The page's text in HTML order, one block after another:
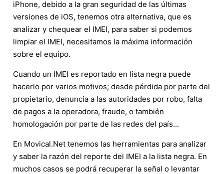
iPhone, debido a la gran seguridad de las últimas
versiones de iOS, tenemos otra alternativa, que es
analizar y chequear el IMEI, para saber si podemos
limpiar el IMEI, necesitamos la máxima información
sobre el equipo.
Cuando un IMEI es reportado en lista negra puede
hacerlo por varios motivos; desde pérdida por parte del
propietario, denuncia a las autoridades por robo, falta
de pagos a la operadora, fraude, o también
homologación por parte de las redes del país...
En Movical.Net tenemos las herramientas para analizar
y saber la razón del reporte del IMEI a la lista negra. En
muchos casos se podrá recuperar la señal o levantar